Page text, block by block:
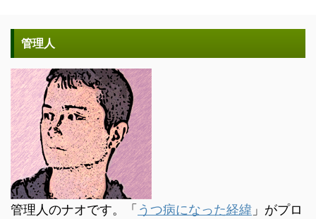
管理人
管理人のナオです。「 うつ病になった経緯 」がプロ